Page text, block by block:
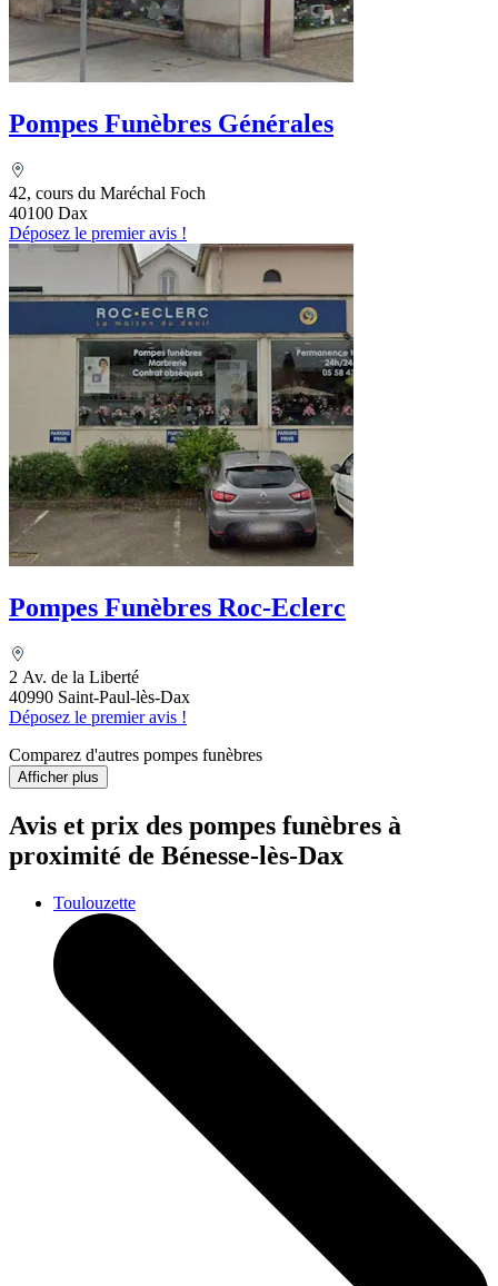
Pompes Funèbres Générales
42, cours du Maréchal Foch
40100 Dax
Déposez le premier avis !
Pompes Funèbres Roc-Eclerc
2 Av. de la Liberté
40990 Saint-Paul-lès-Dax
Déposez le premier avis !
Comparez d'autres pompes funèbres
Afficher plus
Avis et prix des pompes funèbres à
proximité de Bénesse-lès-Dax
Toulouzette